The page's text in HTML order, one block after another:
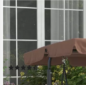
OUTSUNNY
Hollywoodschaukel
belast bis 200 kg, 3-
Schwingbank, 1 tlg.,
Garten, Balkon, Mesh,
(6)
95,99 € UVP 165,90 €